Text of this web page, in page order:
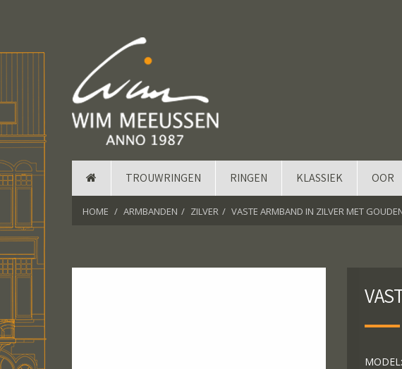
TROUWRINGEN RINGEN KLASSIEK OOR
HOME ARMBANDEN ZILVER VASTE ARMBAND IN ZILVER MET